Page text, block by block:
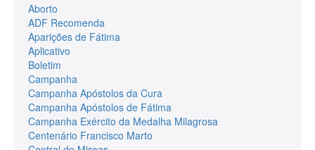
Aborto
ADF Recomenda
Aparições de Fátima
Aplicativo
Boletim
Campanha
Campanha Apóstolos da Cura
Campanha Apóstolos de Fátima
Campanha Exército da Medalha Milagrosa
Centenário Francisco Marto